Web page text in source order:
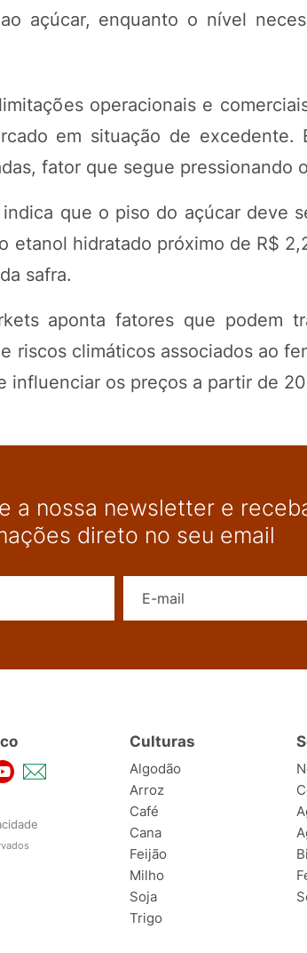
açúcar, enquanto o nível
operacionais e
em situação de excedente.
fator que segue pressionando
que o piso do açúcar deve
etanol hidratado próximo de R$
safra.
aponta fatores que podem
riscos climáticos associados ao
influenciar os preços a partir de
a nossa newsletter e
direto no seu email
Culturas
Algodão
Arroz
Café
Cana
Feijão
Milho
Soja
Trigo